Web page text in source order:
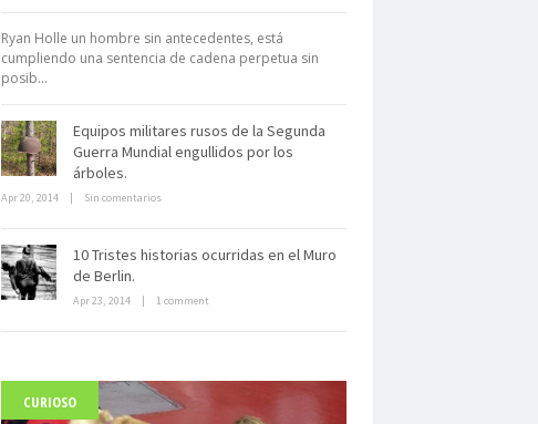
electrónico
Dentro de un manicomio
Carlo Acutis, el beato incorrupto de
Ryan Holle un hombre sin antecedentes, está
cumpliendo una sentencia de cadena perpetua sin
posib...
Equipos militares rusos de la Segunda
Guerra Mundial engullidos por los
árboles.
Apr 20, 2014 | Sin comentarios
10 Tristes historias ocurridas en el Muro
de Berlin.
Apr 23, 2014 | 1 comment
CURIOSO